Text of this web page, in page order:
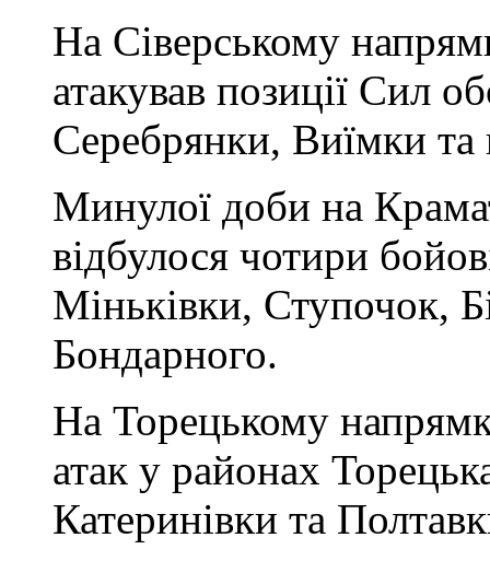
На Сіверському
атакував позиції Сил
Серебрянки, Виїмки та
Минулої доби на
відбулося чотири
Міньківки, Ступочок,
Бондарного.
На Торецькому
атак у районах
Катеринівки та